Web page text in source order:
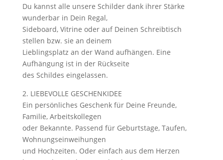
Du kannst alle unsere Schilder dank ihrer Stärke
wunderbar in Dein Regal,
Sideboard, Vitrine oder auf Deinen Schreibtisch
stellen bzw. sie an deinem
Lieblingsplatz an der Wand aufhängen. Eine
Aufhängung ist in der Rückseite
des Schildes eingelassen.
2. LIEBEVOLLE GESCHENKIDEE
Ein persönliches Geschenk für Deine Freunde,
Familie, Arbeitskollegen
oder Bekannte. Passend für Geburtstage, Taufen,
Wohnungseinweihungen
und Hochzeiten. Oder einfach aus dem Herzen